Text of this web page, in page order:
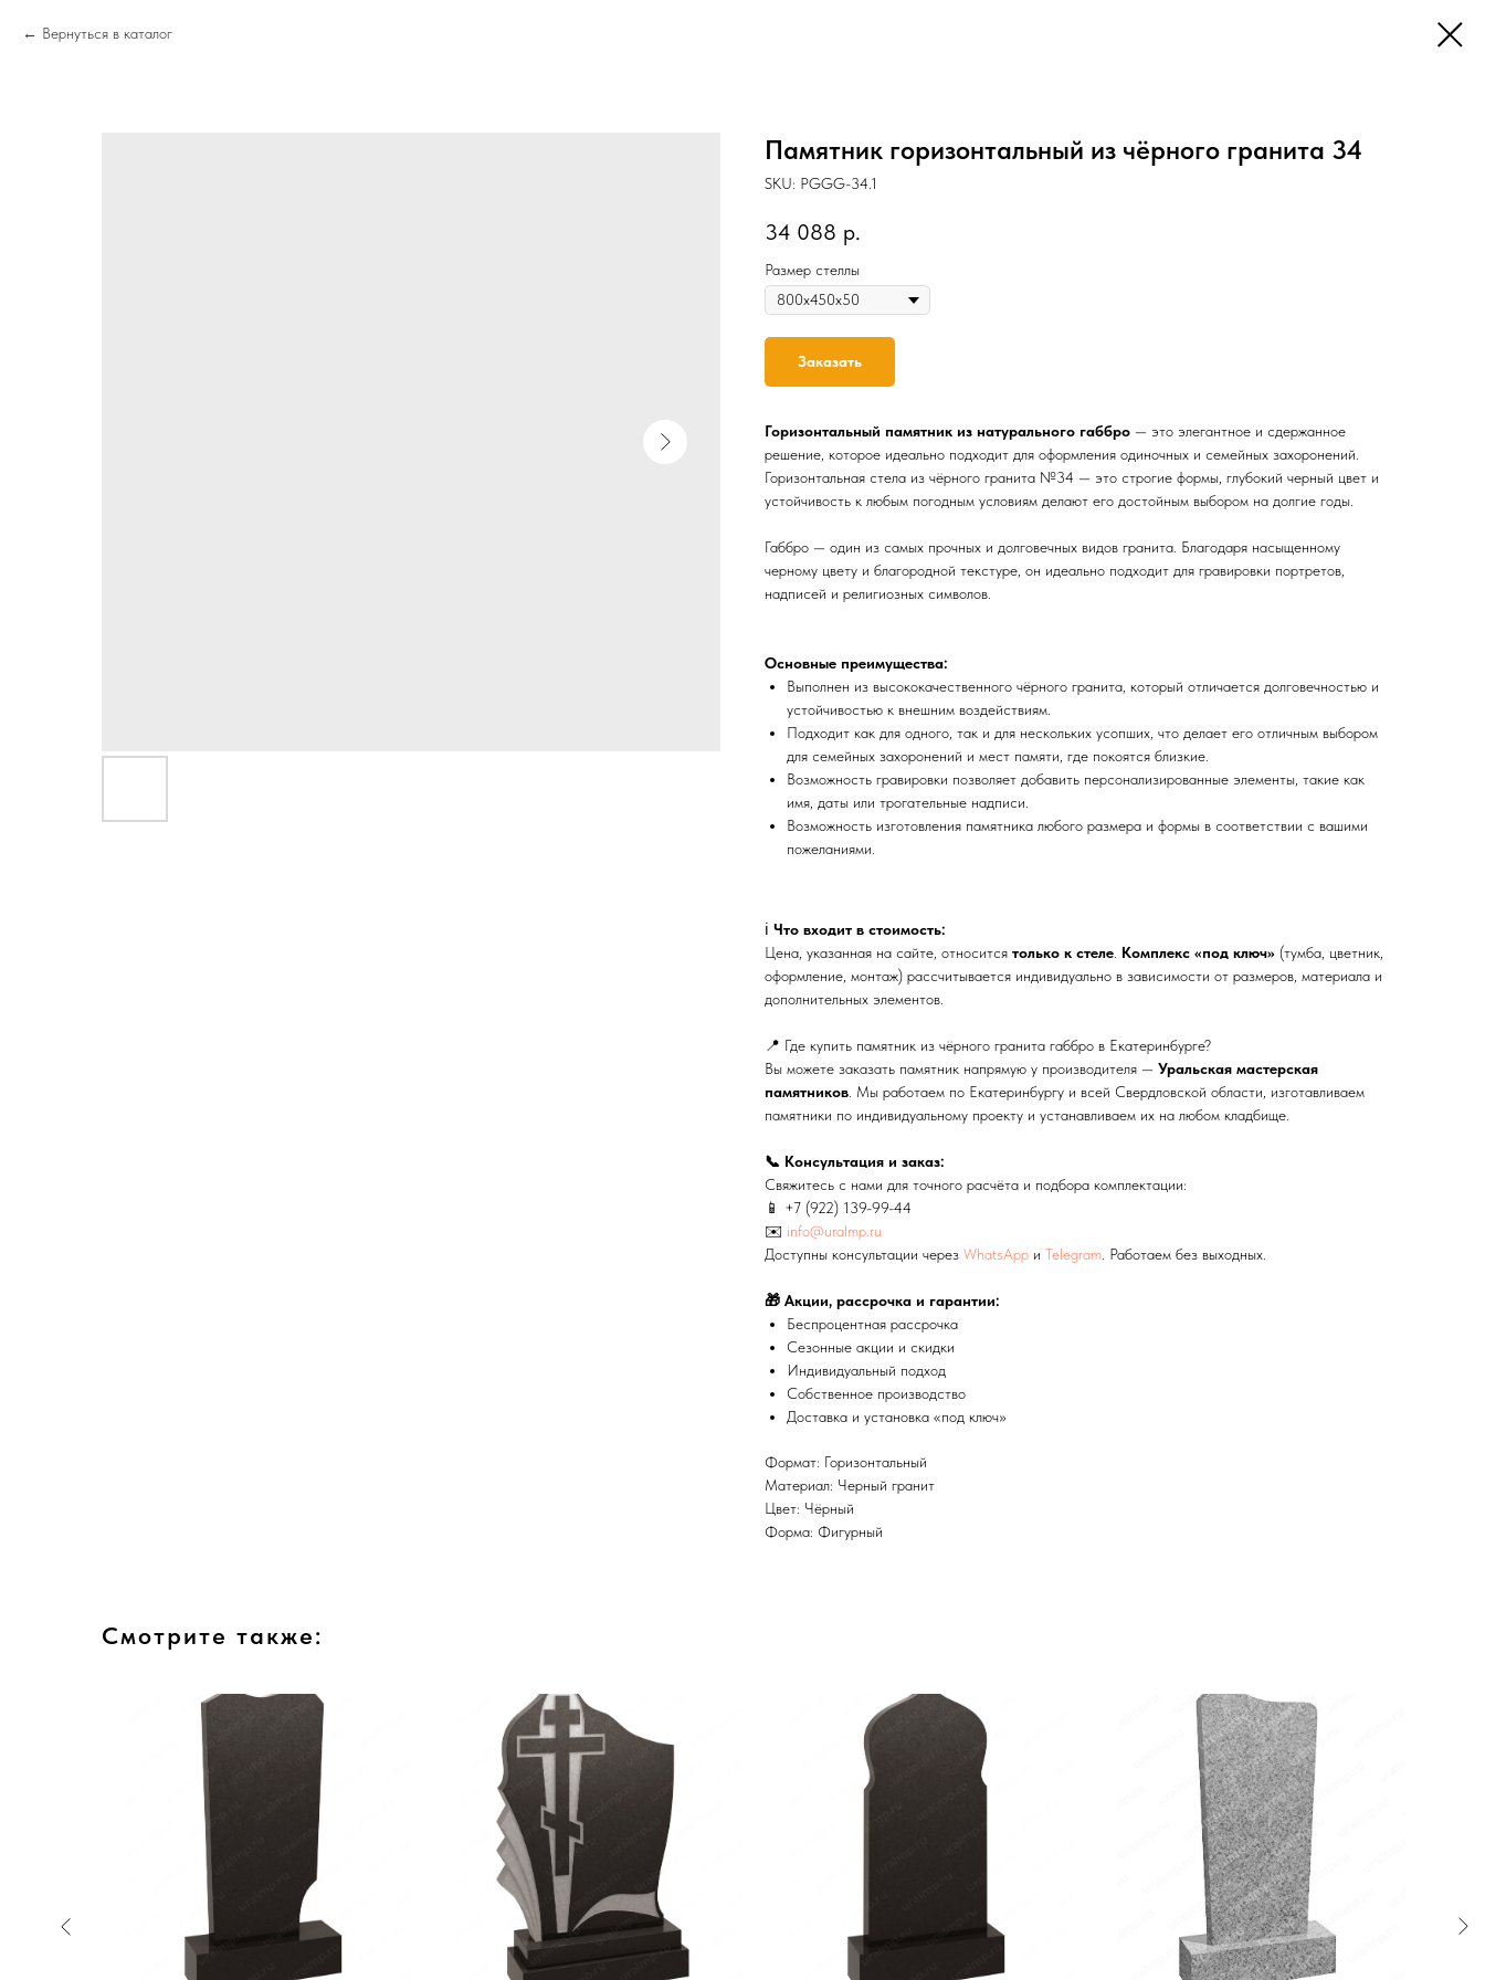
Вернуться в каталог
Памятник горизонтальный из чёрного гранита 34
SKU: PGGG-34.1
34 088 р.
Размер стеллы
Заказать
Горизонтальный памятник из натурального габбро — это элегантное и сдержанное
решение, которое идеально подходит для оформления одиночных и семейных захоронений.
Горизонтальная стела из чёрного гранита №34 — это строгие формы, глубокий черный цвет и
устойчивость к любым погодным условиям делают его достойным выбором на долгие годы.
Габбро — один из самых прочных и долговечных видов гранита. Благодаря насыщенному
черному цвету и благородной текстуре, он идеально подходит для гравировки портретов,
надписей и религиозных символов.
Основные преимущества:
Выполнен из высококачественного чёрного гранита, который отличается долговечностью и
устойчивостью к внешним воздействиям.
Подходит как для одного, так и для нескольких усопших, что делает его отличным выбором
для семейных захоронений и мест памяти, где покоятся близкие.
Возможность гравировки позволяет добавить персонализированные элементы, такие как
имя, даты или трогательные надписи.
Возможность изготовления памятника любого размера и формы в соответствии с вашими
пожеланиями.
ℹ️ Что входит в стоимость:
Цена, указанная на сайте, относится только к стеле Комплекс «под ключ» (тумба, цветник,
оформление, монтаж) рассчитывается индивидуально в зависимости от размеров, материала и
дополнительных элементов.
📍 Где купить памятник из чёрного гранита габбро в Екатеринбурге?
Вы можете заказать памятник напрямую у производителя — Уральская мастерская
памятников . Мы работаем по Екатеринбургу и всей Свердловской области, изготавливаем
памятники по индивидуальному проекту и устанавливаем их на любом кладбище.
📞 Консультация и заказ:
Свяжитесь с нами для точного расчёта и подбора комплектации:
📱 +7 (922) 139-99-44
✉️ info@uralmp.ru
Доступны консультации через WhatsApp и Telegram . Работаем без выходных.
🎁 Акции, рассрочка и гарантии:
Беспроцентная рассрочка
Сезонные акции и скидки
Индивидуальный подход
Собственное производство
Доставка и установка «под ключ»
Формат: Горизонтальный
Материал: Черный гранит
Цвет: Чёрный
Форма: Фигурный
Смотрите также: